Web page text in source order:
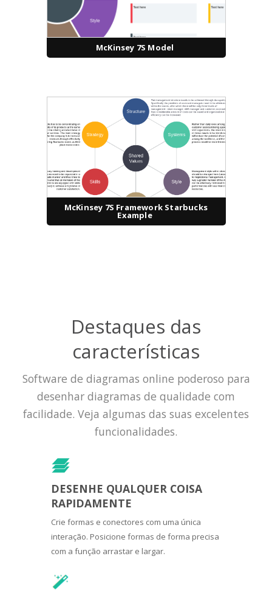
McKinsey 7S Model
McKinsey 7S Framework Starbucks
Example
Destaques das
características
Software de diagramas online poderoso para
desenhar diagramas de qualidade com
facilidade. Veja algumas das suas excelentes
funcionalidades.
DESENHE QUALQUER COISA
RAPIDAMENTE
Crie formas e conectores com uma única
interação. Posicione formas de forma precisa
com a função arrastar e largar.